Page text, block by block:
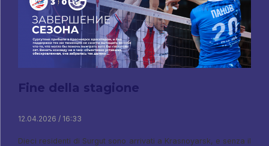
Fine della stagione
12.04.2026 / 16:33
Dieci residenti di Surgut sono arrivati ​​​​a Krasnoyarsk, e senza il